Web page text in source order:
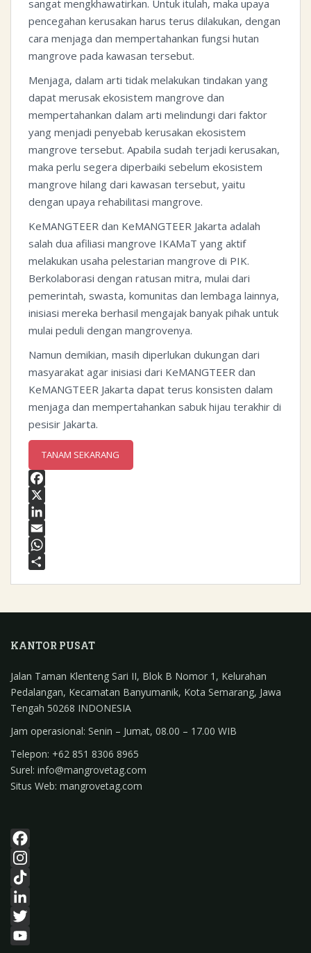
sangat mengkhawatirkan. Untuk itulah, maka upaya
pencegahan kerusakan harus terus dilakukan, dengan
cara menjaga dan mempertahankan fungsi hutan
mangrove pada kawasan tersebut.
Menjaga, dalam arti tidak melakukan tindakan yang
dapat merusak ekosistem mangrove dan
mempertahankan dalam arti melindungi dari faktor
yang menjadi penyebab kerusakan ekosistem
mangrove tersebut. Apabila sudah terjadi kerusakan,
maka perlu segera diperbaiki sebelum ekosistem
mangrove hilang dari kawasan tersebut, yaitu
dengan upaya rehabilitasi mangrove.
KeMANGTEER dan KeMANGTEER Jakarta adalah
salah dua afiliasi mangrove IKAMaT yang aktif
melakukan usaha pelestarian mangrove di PIK.
Berkolaborasi dengan ratusan mitra, mulai dari
pemerintah, swasta, komunitas dan lembaga lainnya,
inisiasi mereka berhasil mengajak banyak pihak untuk
mulai peduli dengan mangrovenya.
Namun demikian, masih diperlukan dukungan dari
masyarakat agar inisiasi dari KeMANGTEER dan
KeMANGTEER Jakarta dapat terus konsisten dalam
menjaga dan mempertahankan sabuk hijau terakhir di
pesisir Jakarta.
TANAM SEKARANG
F
a
c
e
b
k
X
L
n
d
n
E
m
l
W
t
A
p
a
e
KANTOR PUSAT
Jalan Taman Klenteng Sari II, Blok B Nomor 1, Kelurahan
Pedalangan, Kecamatan Banyumanik, Kota Semarang, Jawa
Tengah 50268 INDONESIA
Jam operasional: Senin – Jumat, 08.00 – 17.00 WIB
Telepon: +62 851 8306 8965
Surel: info@mangrovetag.com
Situs Web: mangrovetag.com
F
a
c
e
b
n
s
t
T
k
L
T